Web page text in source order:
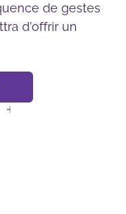
de gestes
d’offrir un